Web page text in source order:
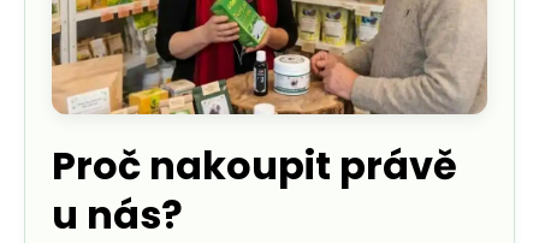
Proč nakoupit právě
u nás?